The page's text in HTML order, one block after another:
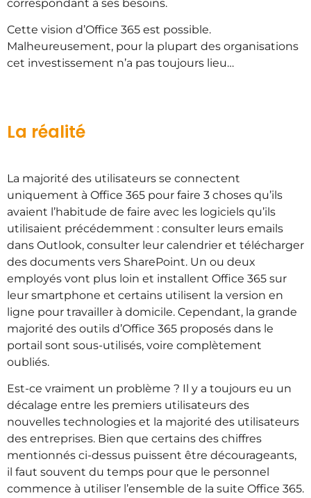
correspondant à ses besoins.
Cette vision d’Office 365 est possible.
Malheureusement, pour la plupart des organisations
cet investissement n’a pas toujours lieu…
La réalité
La majorité des utilisateurs se connectent
uniquement à Office 365 pour faire 3 choses qu’ils
avaient l’habitude de faire avec les logiciels qu’ils
utilisaient précédemment : consulter leurs emails
dans Outlook, consulter leur calendrier et télécharger
des documents vers SharePoint. Un ou deux
employés vont plus loin et installent Office 365 sur
leur smartphone et certains utilisent la version en
ligne pour travailler à domicile. Cependant, la grande
majorité des outils d’Office 365 proposés dans le
portail sont sous-utilisés, voire complètement
oubliés.
Est-ce vraiment un problème ? Il y a toujours eu un
décalage entre les premiers utilisateurs des
nouvelles technologies et la majorité des utilisateurs
des entreprises. Bien que certains des chiffres
mentionnés ci-dessus puissent être décourageants,
il faut souvent du temps pour que le personnel
commence à utiliser l’ensemble de la suite Office 365.